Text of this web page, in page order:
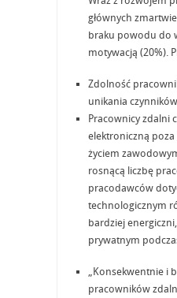
głównych
braku powodu do
motywacją (20%).
Zdolność
unikania
Pracownicy zdalni
elektroniczną
życiem
rosnącą liczbę
pracodawców
technologicznym
bardziej
prywatnym
„Konsekwentnie i
pracowników